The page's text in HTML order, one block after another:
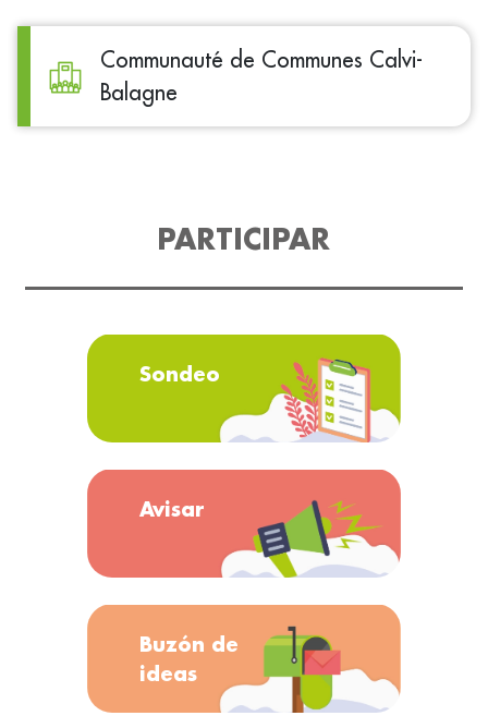
Communauté de Communes Calvi-
Balagne
PARTICIPAR
Sondeo
Avisar
Buzón de
ideas